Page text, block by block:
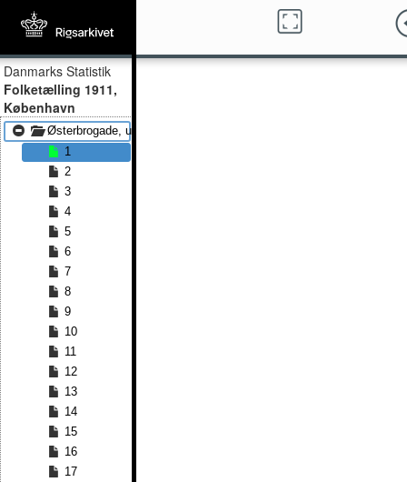
Danmarks Statistik
Folketælling 1911,
København
Østerbrogade, ulige nr.
1
2
3
4
5
6
7
8
9
10
11
12
13
14
15
16
17